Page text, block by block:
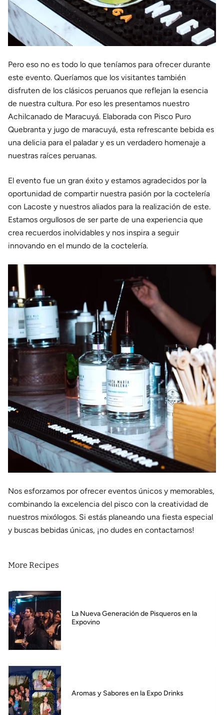
Pero eso no es todo lo que teníamos para ofrecer durante
este evento. Queríamos que los visitantes también
disfruten de los clásicos peruanos que reflejan la esencia
de nuestra cultura. Por eso les presentamos nuestro
Achilcanado de Maracuyá. Elaborada con Pisco Puro
Quebranta y jugo de maracuyá, esta refrescante bebida es
una delicia para el paladar y es un verdadero homenaje a
nuestras raíces peruanas.
El evento fue un gran éxito y estamos agradecidos por la
oportunidad de compartir nuestra pasión por la coctelería
con Lacoste y nuestros aliados para la realización de este.
Estamos orgullosos de ser parte de una experiencia que
crea recuerdos inolvidables y nos inspira a seguir
innovando en el mundo de la coctelería.
Nos esforzamos por ofrecer eventos únicos y memorables,
combinando la excelencia del pisco con la creatividad de
nuestros mixólogos. Si estás planeando una fiesta especial
y buscas bebidas únicas, ¡no dudes en contactarnos!
More Recipes
La Nueva Generación de Pisqueros en la
Expovino
Aromas y Sabores en la Expo Drinks